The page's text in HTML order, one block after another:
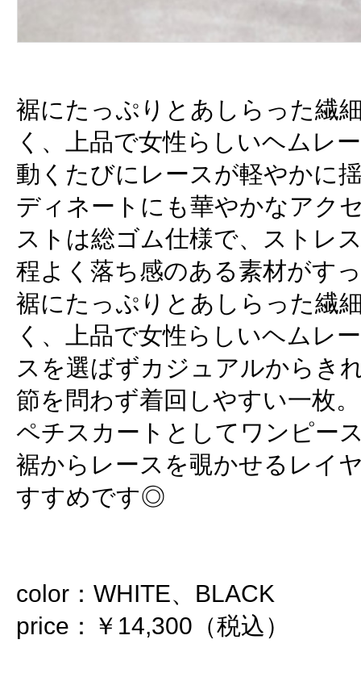
裾にたっぷりとあしらった繊
く、上品で女性らしいヘムレ
動くたびにレースが軽やかに
ディネートにも華やかなアク
ストは総ゴム仕様で、ストレ
程よく落ち感のある素材がす
裾にたっぷりとあしらった繊
く、上品で女性らしいヘムレ
スを選ばずカジュアルからき
節を問わず着回しやすい一枚。
ペチスカートとしてワンピー
裾からレースを覗かせるレイ
すすめです◎
color：WHITE、BLACK
price：￥14,300（税込）